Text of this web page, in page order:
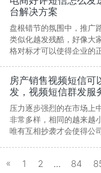
台解决方案
盘根错节的氛围中，推广
类似化越发残酷，好像大
格对标才可以使得企业的
越加躁动不安和煞费苦心。
房产销售视频短信可
发，视频短信群发服
压力逐步强烈的在市场上
非常多样，相同的越来越
唯有互相抄袭才会使得公
« 1 2 ... 84